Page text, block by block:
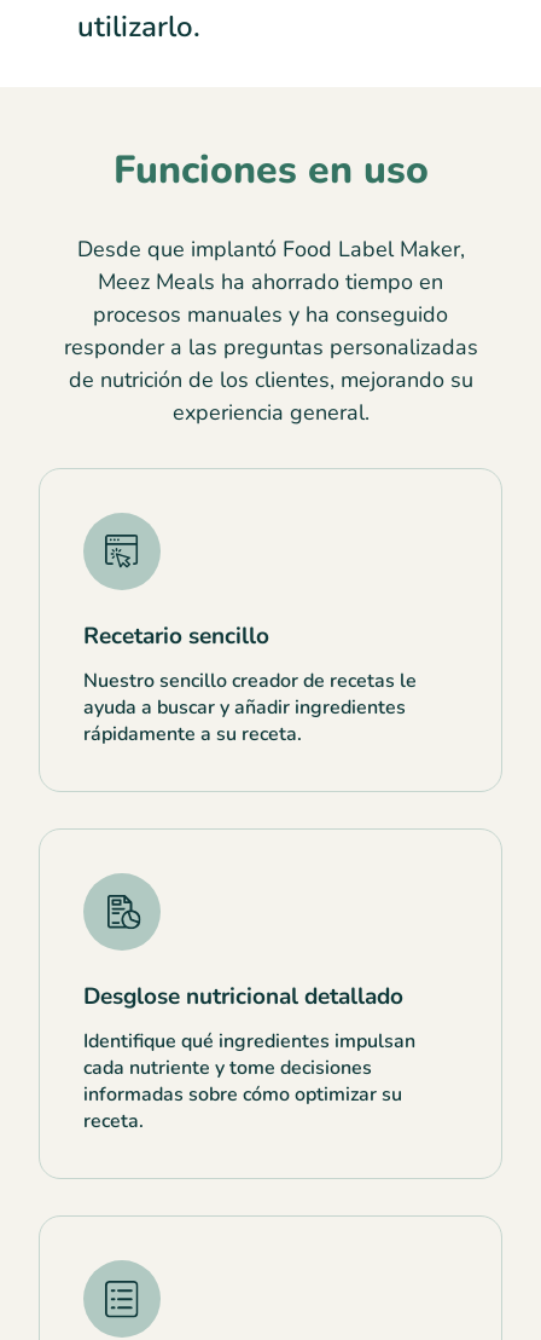
utilizarlo.
Funciones en uso
Desde que implantó Food Label Maker,
Meez Meals ha ahorrado tiempo en
procesos manuales y ha conseguido
responder a las preguntas personalizadas
de nutrición de los clientes, mejorando su
experiencia general.
Recetario sencillo
Nuestro sencillo creador de recetas le
ayuda a buscar y añadir ingredientes
rápidamente a su receta.
Desglose nutricional detallado
Identifique qué ingredientes impulsan
cada nutriente y tome decisiones
informadas sobre cómo optimizar su
receta.